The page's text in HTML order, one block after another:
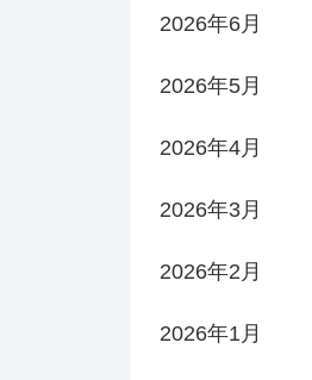
2026年6月
2026年5月
2026年4月
2026年3月
2026年2月
2026年1月